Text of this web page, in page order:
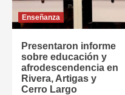
Enseñanza
Presentaron informe
sobre educación y
afrodescendencia en
Rivera, Artigas y
Cerro Largo